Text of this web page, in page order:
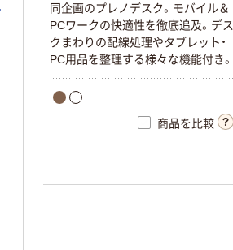
同企画のプレノデスク。モバイル＆
PCワークの快適性を徹底追及。デス
クまわりの配線処理やタブレット・
PC用品を整理する様々な機能付き。
商品を比較